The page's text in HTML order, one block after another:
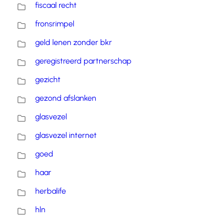
fiscaal recht
fronsrimpel
geld lenen zonder bkr
geregistreerd partnerschap
gezicht
gezond afslanken
glasvezel
glasvezel internet
goed
haar
herbalife
hln